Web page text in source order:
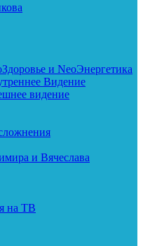
и NeoЭнергетика
Видение
видение
и Вячеслава
на ТВ